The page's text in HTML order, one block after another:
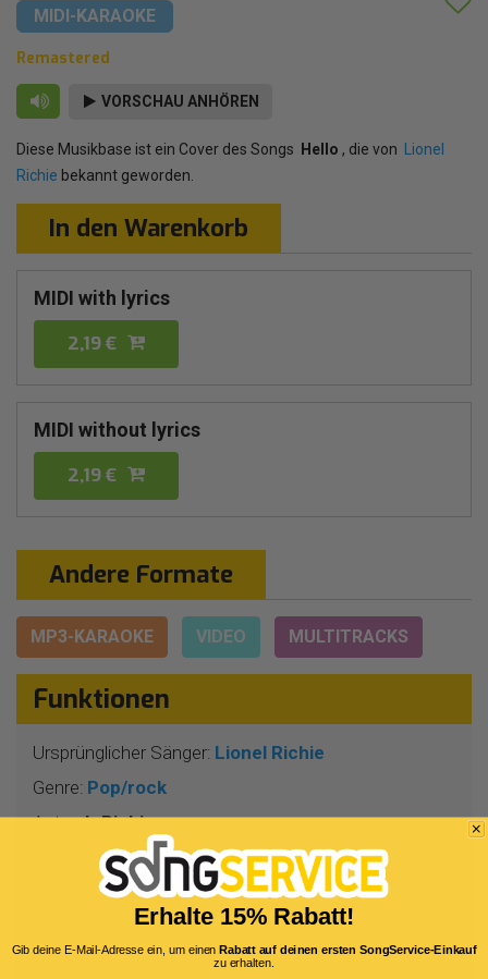
MIDI-KARAOKE
Remastered
VORSCHAU ANHÖREN
Diese Musikbase ist ein Cover des Songs Hello , die von
Lionel
Richie bekannt geworden.
In den Warenkorb
MIDI with lyrics
2,19 €
MIDI without lyrics
2,19 €
Andere Formate
MP3-KARAOKE VIDEO MULTITRACKS
Funktionen
Ursprünglicher Sänger: Lionel Richie
Genre: Pop/rock
Autor:L.Richie
4 Min 10 Sekunden
4/4
Tonart: A -
Erhalte 15% Rabatt!
Gib deine E-Mail-Adresse ein, um einenRabatt auf deinen ersten SongService-Einkauf
zu erhalten.